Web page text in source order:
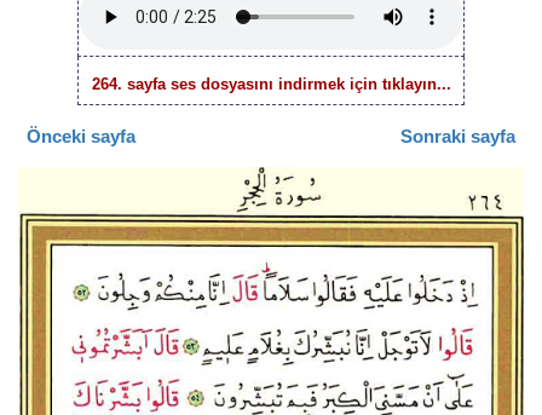
264. sayfa ses dosyasını indirmek için tıklayın...
Önceki sayfa Sonraki sayfa